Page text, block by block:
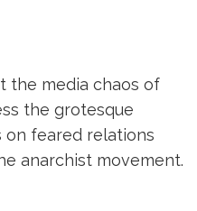
the media chaos of
the grotesque
feared relations
anarchist movement.